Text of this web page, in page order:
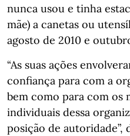
nunca usou e tinha
mãe) a canetas ou
agosto de 2010 e
“As suas ações
confiança para com a
bem como para com os
individuais dessa
posição de autoridade”,